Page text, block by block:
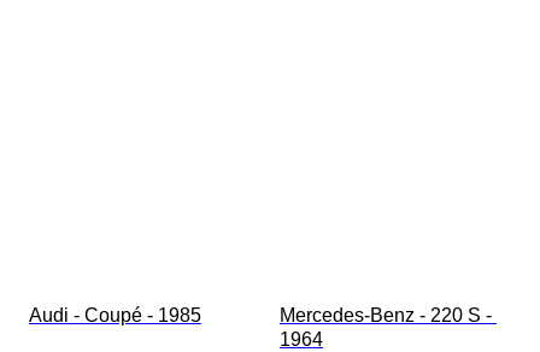
Audi - Coupé - 1985
Mercedes-Benz - 220 S -
1964